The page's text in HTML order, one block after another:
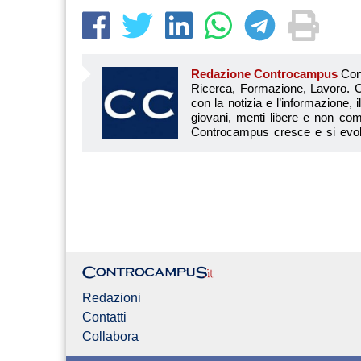
Redazione Controcampus Controcampus è Il magazine più letto dai giovani su: Scuola, Università, Ricerca, Formazione, Lavoro. Controcampus nasce nell’ottobre 2001 con la missione di affiancare con la notizia e l’informazione, il mondo dell’istruzione e dell’università. Il suo cuore pulsante sono i giovani, menti libere e non compromesse da nessun interesse di parte. Il progetto è ambizioso e Controcampus cresce e si evolve arricchendo il proprio staff con nuovi giovani vogliosi di
Redazioni
Contatti
Collabora